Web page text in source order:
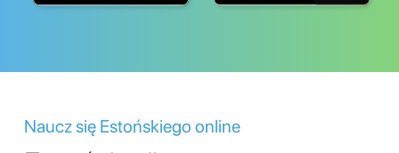
Naucz się Estońskiego online